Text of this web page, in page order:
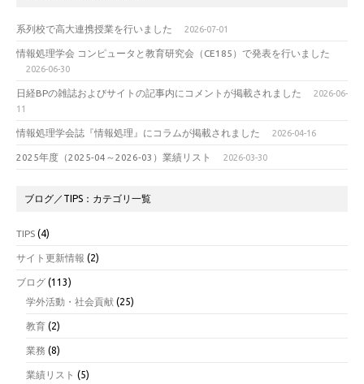
系列校で高大連携授業を行いました 2026-07-01
情報処理学会 コンピュータと教育研究会（CE185）で発表を行いました
2026-06-30
日経BPの雑誌およびサイトの記事内にコメントが掲載されました
2026-06-
11
情報処理学会誌『情報処理』にコラムが掲載されました 2026-04-16
2025年度（2025-04～2026-03）業績リスト 2026-03-30
ブログ／TIPS：カテゴリ一覧
TIPS (4)
サイト更新情報 (2)
ブログ (113)
学外活動・社会貢献 (25)
教育 (2)
業務 (8)
業績リスト (5)